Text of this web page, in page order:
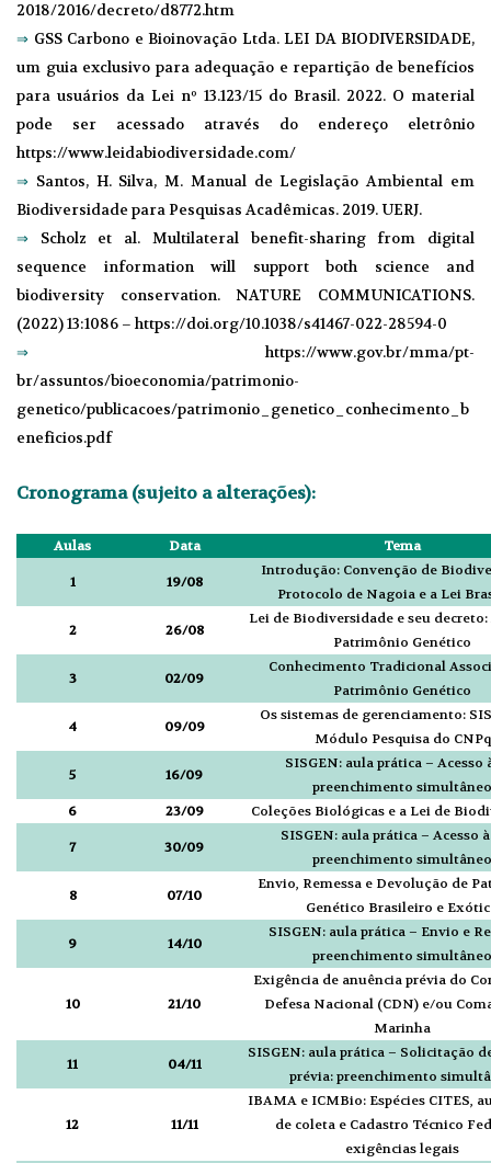
2018/2016/decreto/d8772.htm
⇒ GSS Carbono e Bioinovação Ltda. LEI DA BIODIVERSIDADE,
um guia exclusivo para adequação e repartição de benefícios
para usuários da Lei nº 13.123/15 do Brasil. 2022. O material
pode ser acessado através do endereço eletrônio
https://www.leidabiodiversidade.com/
⇒ Santos, H. Silva, M. Manual de Legislação Ambiental em
Biodiversidade para Pesquisas Acadêmicas. 2019. UERJ.
⇒ Scholz et al. Multilateral benefit-sharing from digital
sequence information will support both science and
biodiversity conservation. NATURE COMMUNICATIONS.
(2022) 13:1086 – https://doi.org/10.1038/s41467-022-28594-0
⇒ https://www.gov.br/mma/pt-
br/assuntos/bioeconomia/patrimonio-
genetico/publicacoes/patrimonio_genetico_conhecimento_b
eneficios.pdf
Cronograma (sujeito a alterações):
Aulas Data Tema
1 19/08
Introdução: Convenção de
Protocolo de Nagoia e a Lei
2 26/08
Lei de Biodiversidade e seu decreto:
Patrimônio Genético
3 02/09
Conhecimento Tradicional
Patrimônio Genético
4 09/09
Os sistemas de gerenciamento:
Módulo Pesquisa do CNPq
5 16/09
SISGEN: aula prática – Acesso
preenchimento simultâneo
6
23/09 Coleções Biológicas e a Lei de
7 30/09
SISGEN: aula prática – Acesso
preenchimento simultâneo
8 07/10
Envio, Remessa e Devolução de
Genético Brasileiro e
9 14/10
SISGEN: aula prática – Envio e
preenchimento simultâneo
10 21/10
Exigência de anuência prévia do
Defesa Nacional (CDN) e/ou
Marinha
11 04/11
SISGEN: aula prática – Solicitação
prévia: preenchimento
12 11/11
IBAMA e ICMBio: Espécies CITES,
de coleta e Cadastro Técnico
exigências legais